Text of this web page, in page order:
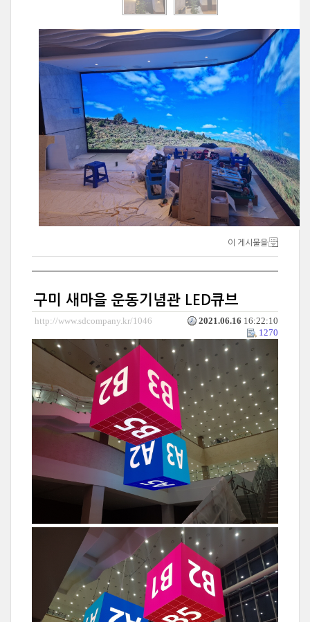
이 게시물을
구미 새마을 운동기념관 LED큐브
http://www.sdcompany.kr/1046 2021.06.16 16:22:10
1270